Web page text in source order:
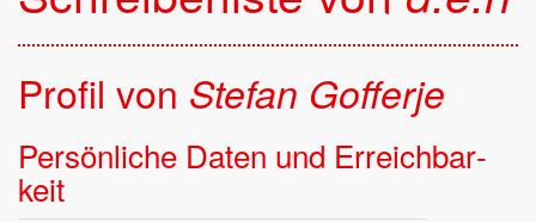
Pro­fil von Ste­fan Gof­fer­je
Per­sön­li­che Daten und Er­reich­bar­
keit